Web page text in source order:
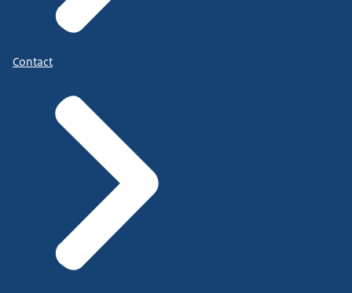
Contact